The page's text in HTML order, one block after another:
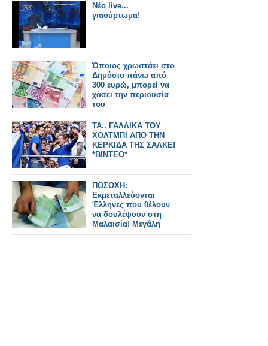
Νέο live...
γιαούρτωμα!
Όποιος χρωστάει στο
Δημόσιο πάνω από
300 ευρώ, μπορεί να
χάσει την περιουσία
του
ΤΑ.. ΓΑΛΛΙΚΑ ΤΟΥ
ΧΟΛΤΜΠΙ ΑΠΟ ΤΗΝ
ΚΕΡΚΙΔΑ ΤΗΣ ΣΑΛΚΕ!
*ΒΙΝΤΕΟ*
ΠΟΣΟΧΗ:
Εκμεταλλεύονται
Έλληνες που θέλουν
να δουλέψουν στη
Μαλαισία! Μεγάλη
απάτη